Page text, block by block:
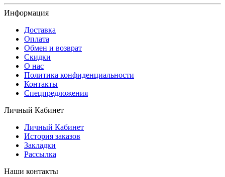
Информация
Доставка
Оплата
Обмен и возврат
Скидки
О нас
Политика конфиденциальности
Контакты
Спецпредложения
Личный Кабинет
Личный Кабинет
История заказов
Закладки
Рассылка
Наши контакты